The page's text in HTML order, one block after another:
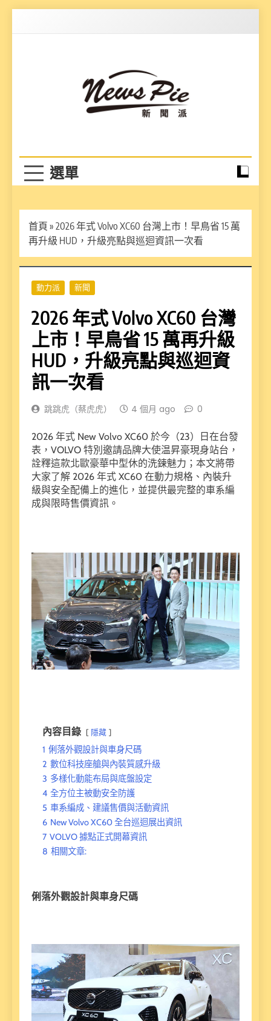
首頁 » 2026 年式 Volvo XC60 台灣上市！早鳥省 15 萬
再升級 HUD，升級亮點與巡迴資訊一次看
動力派 新聞
2026 年式 Volvo XC60 台灣
上市！早鳥省 15 萬再升級
HUD，升級亮點與巡迴資
訊一次看
跳跳虎（蔡虎虎） 4 個月 ago 0
2026 年式 New Volvo XC60 於今（23）日在台發
表，VOLVO 特別邀請品牌大使温昇豪現身站台，
詮釋這款北歐豪華中型休的洗鍊魅力；本文將帶
大家了解 2026 年式 XC60 在動力規格、內裝升
級與安全配備上的進化，並提供最完整的車系編
成與限時售價資訊。
內容目錄 隱藏
1 俐落外觀設計與車身尺碼
2 數位科技座艙與內裝質感升級
3 多樣化動能布局與底盤設定
4 全方位主被動安全防護
5 車系編成、建議售價與活動資訊
6 New Volvo XC60 全台巡迴展出資訊
7 VOLVO 據點正式開幕資訊
8 相關文章:
俐落外觀設計與車身尺碼